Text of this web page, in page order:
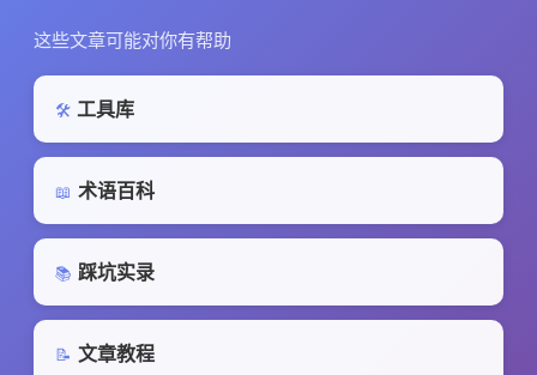
这些文章可能对你有帮助
🛠️ 工具库
📖 术语百科
📚 踩坑实录
📝 文章教程